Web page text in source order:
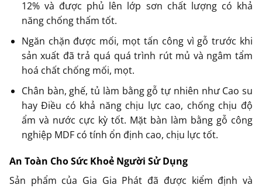
12% và được phủ lên lớp sơn chất lượng có khả
năng chống thấm tốt.
Ngăn chặn được mối, mọt tấn công vì gỗ trước khi
sản xuất đã trả quá quá trình rút mủ và ngâm tẩm
hoá chất chống mối, mọt.
Chân bàn, ghế, tủ làm bằng gỗ tự nhiên như Cao su
hay Điều có khả năng chịu lực cao, chống chịu độ
ẩm và nước cực kỳ tốt. Mặt bàn làm bằng gỗ công
nghiệp MDF có tính ổn định cao, chịu lực tốt.
An Toàn Cho Sức Khoẻ Người Sử Dụng
Sản phẩm của Gia Gia Phát đã được kiểm định và